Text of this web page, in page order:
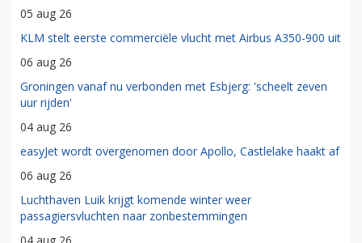
05 aug 26
KLM stelt eerste commerciële vlucht met Airbus A350-900 uit
06 aug 26
Groningen vanaf nu verbonden met Esbjerg: 'scheelt zeven
uur rijden'
04 aug 26
easyJet wordt overgenomen door Apollo, Castlelake haakt af
06 aug 26
Luchthaven Luik krijgt komende winter weer
passagiersvluchten naar zonbestemmingen